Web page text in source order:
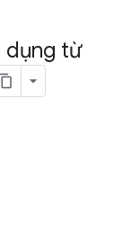
dụng từ